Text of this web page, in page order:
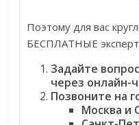
Поэтому для вас
БЕСПЛАТНЫЕ
Задайте
через онлайн-
Позвоните на
Москва и